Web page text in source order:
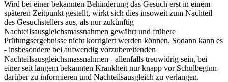
Wird bei einer bekannten Behinderung das Gesuch erst in einem
späteren Zeitpunkt gestellt, wirkt sich dies insoweit zum Nachteil
des Gesuchstellers aus, als nur zukünftig
Nachteilsausgleichsmassnahmen gewährt und frühere
Prüfungsergebnisse nicht korrigiert werden können. Sodann kann es
- insbesondere bei aufwendig vorzubereitenden
Nachteilsausgleichsmassnahmen - allenfalls treuwidrig sein, bei
einer seit langem bekannten Krankheit nur knapp vor Schulbeginn
darüber zu informieren und Nachteilsausgleich zu verlangen.